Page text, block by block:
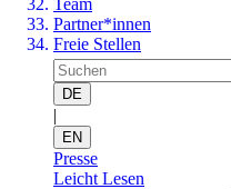
Team
Partner*innen
Freie Stellen
DE
|
EN
Presse
Leicht Lesen